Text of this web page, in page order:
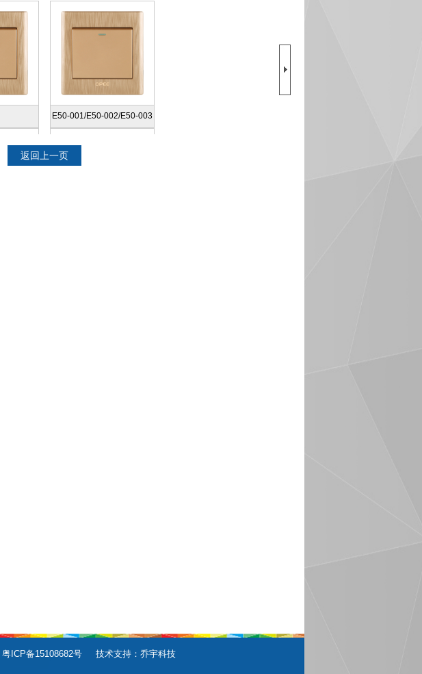
E50-001/E50-002/E50-003
返回上一页
粤ICP备15108682号 技术支持： 乔宇科技